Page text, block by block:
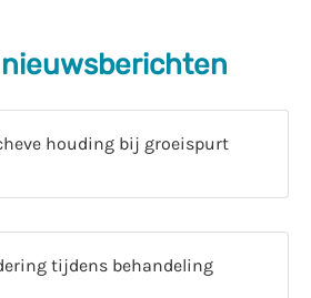
houding bij groeispurt
tijdens behandeling